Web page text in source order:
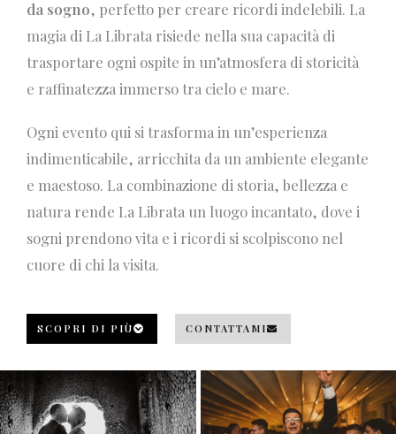
da sogno, perfetto per creare ricordi indelebili. La
magia di La Librata risiede nella sua capacità di
trasportare ogni ospite in un’atmosfera di storicità
e raffinatezza immerso tra cielo e mare.
Ogni evento qui si trasforma in un’esperienza
indimenticabile, arricchita da un ambiente elegante
e maestoso. La combinazione di storia, bellezza e
natura rende La Librata un luogo incantato, dove i
sogni prendono vita e i ricordi si scolpiscono nel
cuore di chi la visita.
SCOPRI DI PIÙ CONTATTAMI